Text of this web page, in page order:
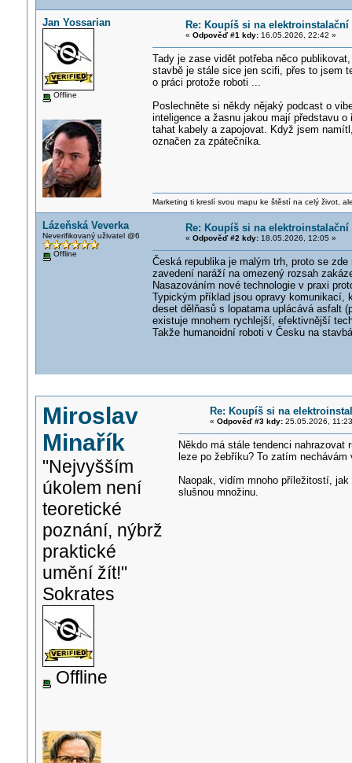
Jan Yossarian
Offline
Re: Koupíš si na
« Odpověď #1 kdy:16.05.2026, 22:42 »
Tady je zase vidět potřeba něco
stavbě je stále sice jen scifi, přes to jsem
o práci protože roboti ...
Poslechněte si někdy nějaký podcast o
inteligence a žasnu jakou mají představu
tahat kabely a zapojovat. Když jsem
označen za zpátečníka.
Marketing ti kreslí svou mapu ke štěstí na celý život,
Lázeňská Veverka
Neverifikovaný uživatel @6
Offline
Re: Koupíš si na
« Odpověď #2 kdy:18.05.2026, 12:05 »
Česká republika je malým trh, proto se
zavedení naráží na omezený rozsah
Nasazováním nové technologie v praxi
Typickým příklad jsou opravy komunikací,
deset dělňasů s lopatama uplácává asfalt
existuje mnohem rychlejší, efektivnější
Takže humanoidní roboti v Česku na
Miroslav
Minařík
"Nejvyšším
úkolem není
teoretické
poznání, nýbrž
praktické
umění žít!"
Sokrates
Offline
Re: Koupíš si na
« Odpověď #3 kdy:25.05.2026,
Někdo má stále tendenci
leze po žebříku? To zatím
Naopak, vidím mnoho příležitostí, jak
slušnou množinu.